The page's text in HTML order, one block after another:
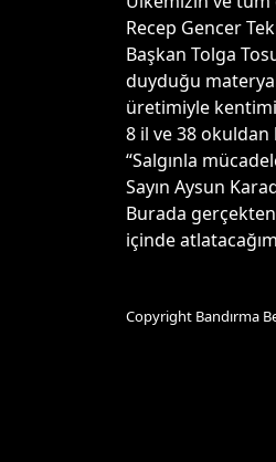
Recep Gencer
Başkan Tolga
duyduğu
üretimiyle
8 il ve 38
“Salgınla
Sayın Aysun
Burada
içinde
Copyright Bandırma